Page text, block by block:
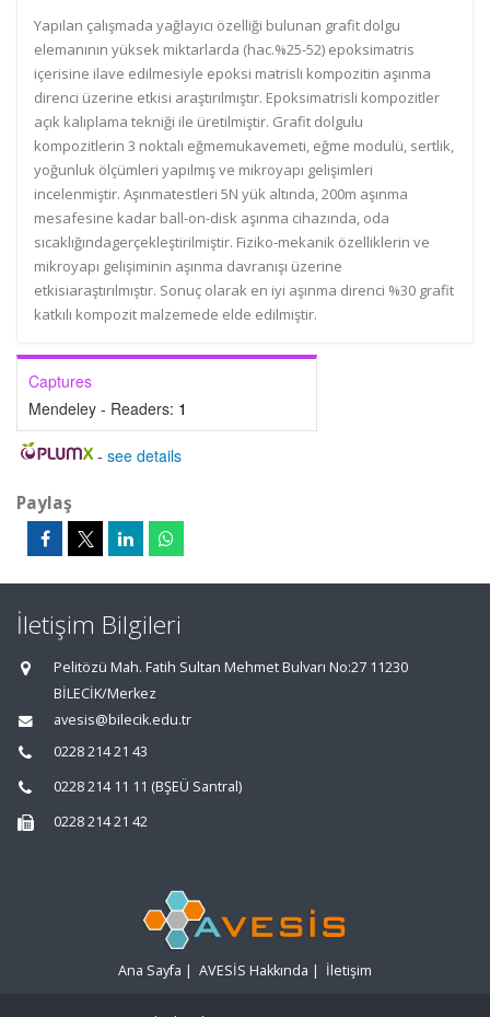
Yapılan çalışmada yağlayıcı özelliği bulunan grafit dolgu
elemanının yüksek miktarlarda (hac.%25-52) epoksimatris
içerisine ilave edilmesiyle epoksi matrisli kompozitin aşınma
direnci üzerine etkisi araştırılmıştır. Epoksimatrisli kompozitler
açık kalıplama tekniği ile üretilmiştir. Grafit dolgulu
kompozitlerin 3 noktalı eğmemukavemeti, eğme modulü, sertlik,
yoğunluk ölçümleri yapılmış ve mikroyapı gelişimleri
incelenmiştir. Aşınmatestleri 5N yük altında, 200m aşınma
mesafesine kadar ball-on-disk aşınma cihazında, oda
sıcaklığındagerçekleştirilmiştir. Fiziko-mekanik özelliklerin ve
mikroyapı gelişiminin aşınma davranışı üzerine
etkisiaraştırılmıştır. Sonuç olarak en iyi aşınma direnci %30 grafit
katkılı kompozit malzemede elde edilmiştir.
Captures
Mendeley - Readers: 1
- see details
Paylaş
İletişim Bilgileri
Pelitözü Mah. Fatih Sultan Mehmet Bulvarı No:27 11230
BİLECİK/Merkez
avesis@bilecik.edu.tr
0228 214 21 43
0228 214 11 11 (BŞEÜ Santral)
0228 214 21 42
Ana Sayfa | AVESİS Hakkında | İletişim